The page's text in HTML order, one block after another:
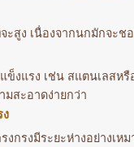
ะสูง เนื่องจากนกมักจะ
ข็งแรง เช่น สแตนเลสหรื
สะอาดง่ายกว่า
ง
งกรงมีระยะห่างอย่างเห